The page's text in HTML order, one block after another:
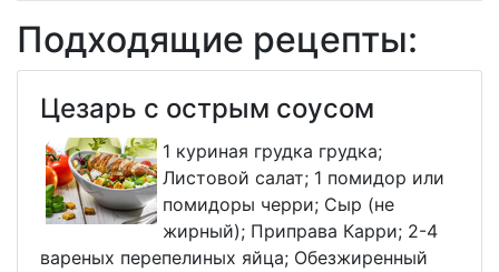
Подходящие рецепты:
Цезарь с острым соусом
1 куриная грудка грудка;
Листовой салат; 1 помидор или
помидоры черри; Сыр (не
жирный); Приправа Карри; 2-4
вареных перепелиных яйца; Обезжиренный